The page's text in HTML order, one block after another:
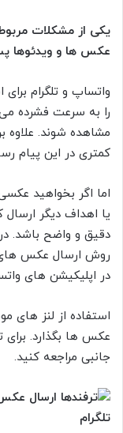
یکی از مشکلات
عکس ها و ویدئوها
واتساپ و تلگرام
را به سرعت فشرده می
مشاهده شوند.
کمتری در این پیام
اما اگر بخواهید
یا اهداف دیگر
دقیق و واضح باشد. در
روش ارسال عکس های
در اپلیکیشن های
استفاده از لنز های
عکس ها بگذارد. برای
جانبی مراجعه کنید.